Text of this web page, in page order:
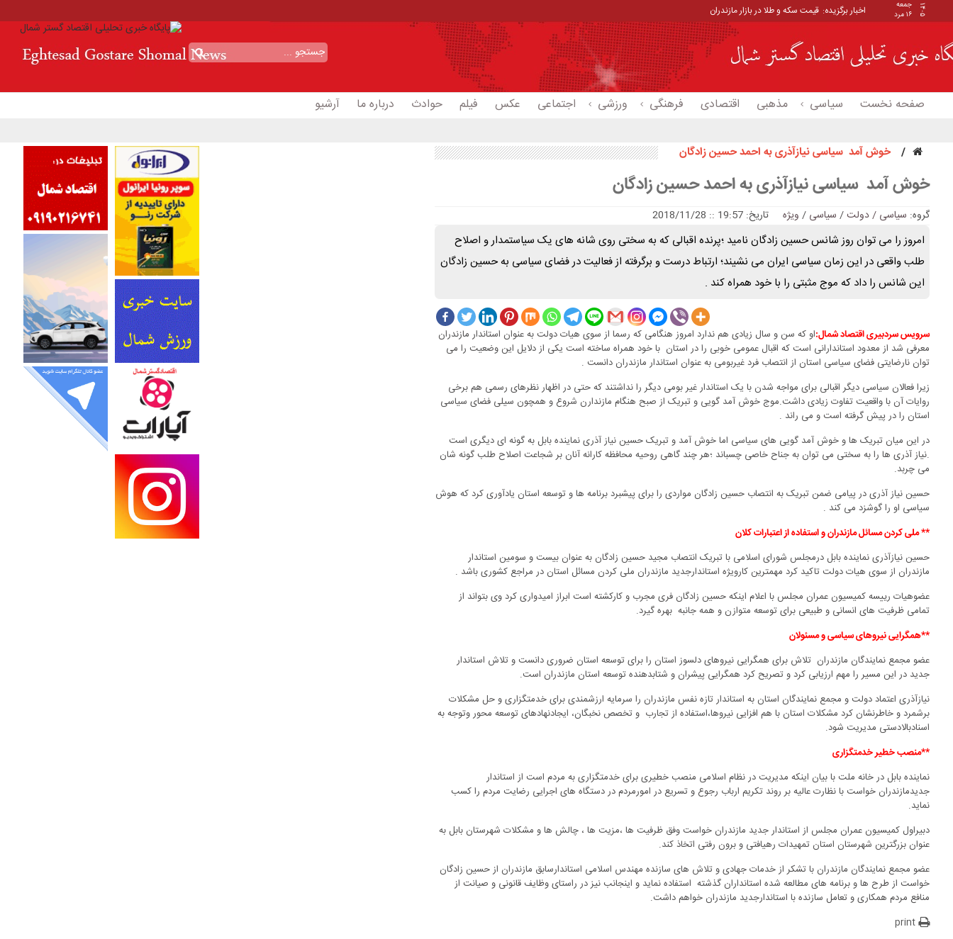
۱۴۰۵
جمعه
۱۶ مرد
اخبار برگزیده: قیمت سکه و طلا در بازار مازندران
صفحه نخست سیاسی مذهبی اقتصادی فرهنگی ورزشی اجتماعی عکس فیلم حوادث درباره ما آرشیو
خوش آمد سیاسی نیازآذری به احمد حسین زادگان
خوش آمد سیاسی نیازآذری به احمد حسین زادگان
گروه: سیاسی / دولت/ سیاسی / ویژه تاریخ: 19:57 :: 2018/11/28
امروز را می توان روز شانس حسین زادگان نامید ؛پرنده اقبالی که به سختی روی شانه های یک سیاستمدار و اصلاح
طلب واقعی در این زمان سیاسی ایران می نشیند؛ ارتباط درست و برگرفته از فعالیت در فضای سیاسی به حسین زادگان
این شانس را داد که موج مثبتی را با خود همراه کند .
سرویس سردبیری اقتصاد شمال:او که سن و سال زیادی هم ندارد امروز هنگامی که رسما از سوی هیات دولت به عنوان استاندار مازندران
معرفی شد از معدود استاندارانی است که اقبال عمومی خوبی را در استان با خود همراه ساخته است یکی از دلایل این وضعیت را می
توان نارضایتی فضای سیاسی استان از انتصاب فرد غیربومی به عنوان استاندار مازندران دانست .
زیرا فعالان سیاسی دیگر اقبالی برای مواجه شدن با یک استاندار غیر بومی دیگر را نداشتند که حتی در اظهار نظرهای رسمی هم برخی
روایات آن با واقعیت تفاوت زیادی داشت.موج خوش آمد گویی و تبریک از صبح هنگام مازندارن شروع و همچون سیلی فضای سیاسی
استان را در پیش گرفته است و می راند .
در این میان تبریک ها و خوش آمد گویی های سیاسی اما خوش آمد و تبریک حسین نیاز آذری نماینده بابل به گونه ای دیگری است
.نیاز آذری ها را به سختی می توان به جناح خاصی چسباند ؛هر چند گاهی روحیه محافظه کارانه آنان بر شجاعت اصلاح طلب گونه شان
می چربد.
حسین نیاز آذری در پیامی ضمن تبریک به انتصاب حسین زادگان مواردی را برای پیشبرد برنامه ها و توسعه استان یادآوری کرد که هوش
سیاسی او را گوشزد می کند .
** ملی کردن مسائل مازندران و استفاده از اعتبارات کلان
حسین نیازآذری نماینده بابل درمجلس شورای اسلامی با تبریک انتصاب مجید حسین زادگان به عنوان بیست و سومین استاندار
مازندران از سوی هیات دولت تاکید کرد مهمترین کارویژه استاندارجدید مازندران ملی کردن مسائل استان در مراجع کشوری باشد .
عضوهیات رییسه کمیسیون عمران مجلس با اعلام اینکه حسین زادگان فری مجرب و کارکشته است ابراز امیدواری کرد وی بتواند از
تمامی ظرفیت های انسانی و طبیعی برای توسعه متوازن و همه جانبه بهره گیرد.
**همگرایی نیروهای سیاسی و مسئولان
عضو مجمع نمایندگان مازندران تلاش برای همگرایی نیروهای دلسوز استان را برای توسعه استان ضروری دانست و تلاش استاندار
جدید در این مسیر را مهم ارزیابی کرد و تصریح کرد همگرایی پیشران و شتابدهنده توسعه استان مازندران است.
نیازآذری اعتماد دولت و مجمع نمایندگان استان به استاندار تازه نفس مازندران را سرمایه ارزشمندی برای خدمتگزاری و حل مشکلات
برشمرد و خاطرنشان کرد مشکلات استان با هم افزایی نیروها،استفاده از تجارب و تخصص نخبگان، ایجادنهادهای توسعه محور وتوجه به
اسنادبالادستی مدیریت شود.
**منصب خطیر خدمتگزاری
نماینده بابل در خانه ملت با بیان اینکه مدیریت در نظام اسلامی منصب خطیری برای خدمتگزاری به مردم است از استاندار
جدیدمازندران خواست با نظارت عالیه بر روند تکریم ارباب رجوع و تسریع در امورمردم در دستگاه های اجرایی رضایت مردم را کسب
نماید.
دبیراول کمیسیون عمران مجلس از استاندار جدید مازندران خواست وفق ظرفیت ها ،مزیت ها ، چالش ها و مشکلات شهرستان بابل به
عنوان بزرگترین شهرستان استان تمهیدات رهیافتی و برون رفتی اتخاذ کند.
عضو مجمع نمایندگان مازندران با تشکر از خدمات جهادی و تلاش های سازنده مهندس اسلامی استاندارسابق مازندران از حسین زادگان
خواست از طرح ها و برنامه های مطالعه شده استانداران گذشته استفاده نماید و اینجانب نیز در راستای وظایف قانونی و صیانت از
منافع مردم همکاری و تعامل سازنده با استاندارجدید مازندران خواهم داشت.
print